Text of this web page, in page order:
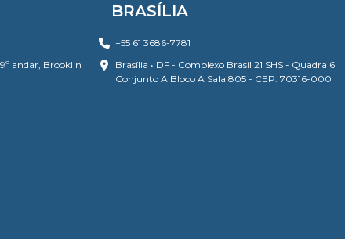
andar, Brooklin
BRASÍLIA
+55 61 3686-7781
Brasília • DF - Complexo Brasil 21 SHS - Quadra 6
Conjunto A Bloco A Sala 805 - CEP: 70316-000